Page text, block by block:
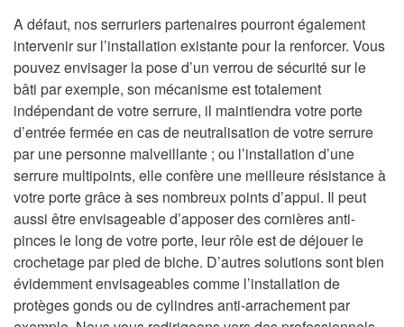
A défaut, nos serruriers partenaires pourront également
intervenir sur l’installation existante pour la renforcer. Vous
pouvez envisager la pose d’un verrou de sécurité sur le
bâti par exemple, son mécanisme est totalement
indépendant de votre serrure, il maintiendra votre porte
d’entrée fermée en cas de neutralisation de votre serrure
par une personne malveillante ; ou l’installation d’une
serrure multipoints, elle confère une meilleure résistance à
votre porte grâce à ses nombreux points d’appui. Il peut
aussi être envisageable d’apposer des cornières anti-
pinces le long de votre porte, leur rôle est de déjouer le
crochetage par pied de biche. D’autres solutions sont bien
évidemment envisageables comme l’installation de
protèges gonds ou de cylindres anti-arrachement par